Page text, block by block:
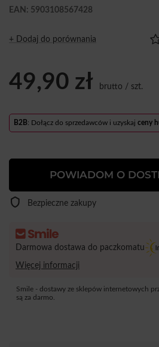
EAN: 5903108567428
+ Dodaj do porównania
49,90 zł brutto / szt.
B2B: Dołącz do sprzedawców i uzyskaj ceny
POWIADOM O
Bezpieczne zakupy
Darmowa dostawa do paczkomatu
Więcej informacji
Smile - dostawy ze sklepów internetowych
są za darmo.